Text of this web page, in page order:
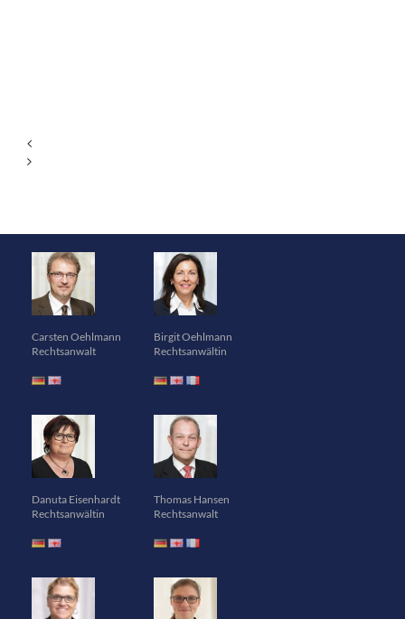
Carsten Oehlmann
Rechtsanwalt
Birgit Oehlmann
Rechtsanwältin
Danuta Eisenhardt
Rechtsanwältin
Thomas Hansen
Rechtsanwalt